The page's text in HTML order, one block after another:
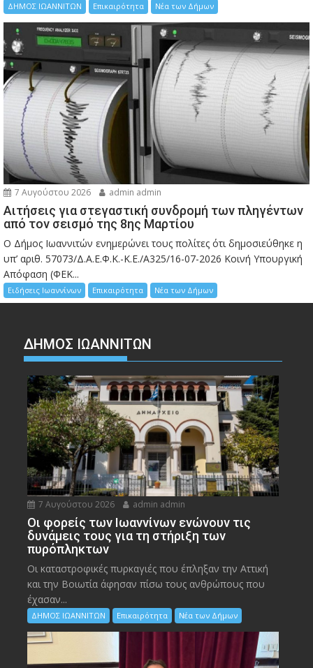
ΔΗΜΟΣ ΙΩΑΝΝΙΤΩΝ Επικαιρότητα Νέα των Δήμων
7 Αυγούστου 2026 admin admin
Αιτήσεις για στεγαστική συνδρομή των πληγέντων
από τον σεισμό της 8ης Μαρτίου
Ο Δήμος Ιωαννιτών ενημερώνει τους πολίτες ότι δημοσιεύθηκε η
υπ’ αριθ. 57073/Δ.Α.Ε.Φ.Κ.-Κ.Ε./Α325/16-07-2026 Κοινή Υπουργική
Απόφαση (ΦΕΚ...
Ειδήσεις Ιωαννίνων Επικαιρότητα Νέα των Δήμων
ΔΗΜΟΣ ΙΩΑΝΝΙΤΩΝ
7 Αυγούστου 2026 admin admin
Οι φορείς των Ιωαννίνων ενώνουν τις
δυνάμεις τους για τη στήριξη των
πυρόπληκτων
Οι καταστροφικές πυρκαγιές που έπληξαν την Αττική
και την Bοιωτία άφησαν πίσω τους ανθρώπους που
έχασαν...
ΔΗΜΟΣ ΙΩΑΝΝΙΤΩΝ Επικαιρότητα Νέα των Δήμων